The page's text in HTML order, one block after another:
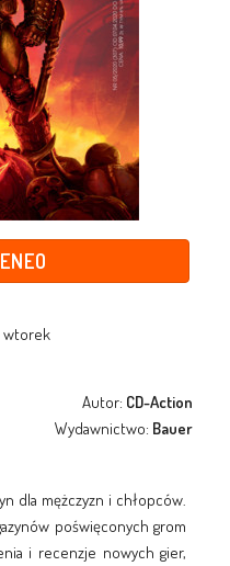
wtorek
Autor: CD-Action
Wydawnictwo: Bauer
dla mężczyzn i chłopców.
poświęconych grom
i recenzje nowych gier,